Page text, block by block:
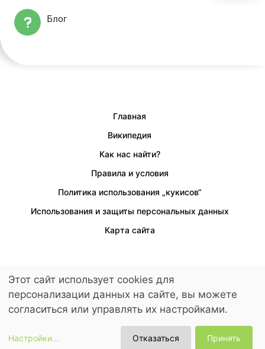
Блог
Главная
Википедия
Как нас найти?
Правила и условия
Политика использования „кукисов“
Использования и защиты персональных данных
Карта сайта
Предусмотрен доступ для людей с ограниченными возможностями.
© 2026 LuckyKids. All Rights Reserved.
Этот сайт использует cookies для
персонализации данных на сайте, вы можете
согласиться или управлять их настройками.
Настройки... Отказаться Принять